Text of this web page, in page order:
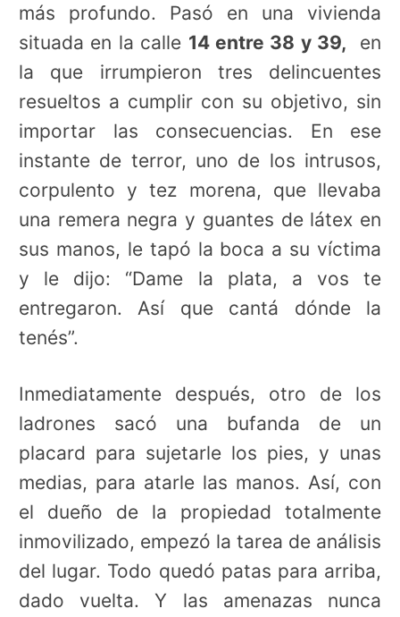
más profundo. Pasó en una vivienda
situada en la calle 14 entre 38 y 39, en
la que irrumpieron tres delincuentes
resueltos a cumplir con su objetivo, sin
importar las consecuencias. En ese
instante de terror, uno de los intrusos,
corpulento y tez morena, que llevaba
una remera negra y guantes de látex en
sus manos, le tapó la boca a su víctima
y le dijo: “Dame la plata, a vos te
entregaron. Así que cantá dónde la
tenés”.
Inmediatamente después, otro de los
ladrones sacó una bufanda de un
placard para sujetarle los pies, y unas
medias, para atarle las manos. Así, con
el dueño de la propiedad totalmente
inmovilizado, empezó la tarea de análisis
del lugar. Todo quedó patas para arriba,
dado vuelta. Y las amenazas nunca